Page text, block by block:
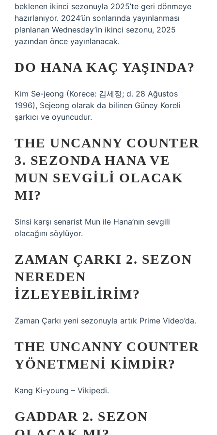
beklenen ikinci sezonuyla 2025’te geri dönmeye
hazırlanıyor. 2024’ün sonlarında yayınlanması
planlanan Wednesday’in ikinci sezonu, 2025
yazından önce yayınlanacak.
DO HANA KAÇ YAŞINDA?
Kim Se-jeong (Korece: 김세정; d. 28 Ağustos
1996), Sejeong olarak da bilinen Güney Koreli
şarkıcı ve oyuncudur.
THE UNCANNY COUNTER
3. SEZONDA HANA VE
MUN SEVGILI OLACAK
MI?
Sinsi karşı senarist Mun ile Hana’nın sevgili
olacağını söylüyor.
ZAMAN ÇARKI 2. SEZON
NEREDEN
IZLEYEBILIRIM?
Zaman Çarkı yeni sezonuyla artık Prime Video’da.
THE UNCANNY COUNTER
YÖNETMENI KIMDIR?
Kang Ki-young – Vikipedi.
GADDAR 2. SEZON